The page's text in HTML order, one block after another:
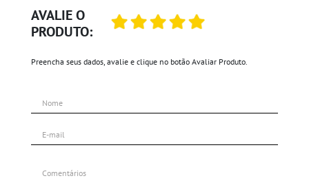
AVALIE O
PRODUTO:
Preencha seus dados, avalie e clique no botão Avaliar Produto.